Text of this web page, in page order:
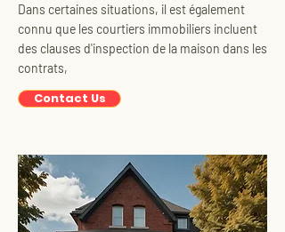
Dans certaines situations, il est également
connu que les courtiers immobiliers incluent
des clauses d'inspection de la maison dans les
contrats,
Contact Us